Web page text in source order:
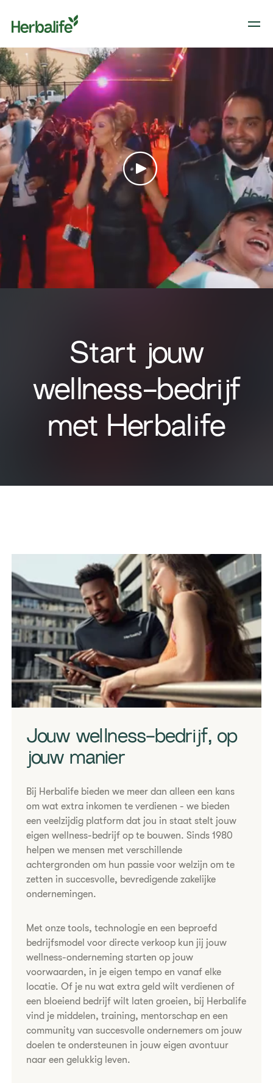
Start jouw
wellness-bedrijf
met Herbalife
Coach client tablet
Jouw wellness-bedrijf, op
jouw manier
​​​​​​​Bij Herbalife bieden we meer dan alleen een kans
om wat extra inkomen te verdienen - we bieden
een veelzijdig platform dat jou in staat stelt jouw
eigen wellness-bedrijf op te bouwen. Sinds 1980
helpen we mensen met verschillende
achtergronden om hun passie voor welzijn om te
zetten in succesvolle, bevredigende zakelijke
ondernemingen.​
​​​Met onze tools, technologie en een beproefd
bedrijfsmodel voor directe verkoop kun jij jouw
wellness-onderneming starten op jouw
voorwaarden, in je eigen tempo en vanaf elke
locatie. Of je nu wat extra geld wilt verdienen of
een bloeiend bedrijf wilt laten groeien, bij Herbalife
vind je middelen, training, mentorschap en een
community van succesvolle ondernemers om jouw
doelen te ondersteunen in jouw eigen avontuur
naar een gelukkig leven.​​​